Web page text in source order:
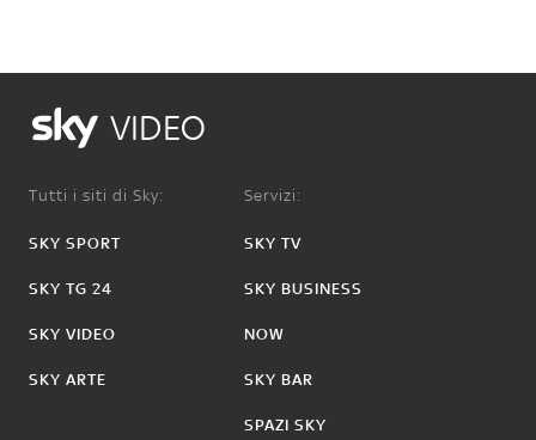
VIDEO
Tutti i siti di Sky:
SKY SPORT
SKY TG 24
SKY VIDEO
SKY ARTE
Servizi:
SKY TV
SKY BUSINESS
NOW
SKY BAR
SPAZI SKY